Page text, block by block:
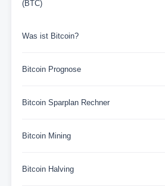
(BTC)
Was ist Bitcoin?
Bitcoin Prognose
Bitcoin Sparplan Rechner
Bitcoin Mining
Bitcoin Halving